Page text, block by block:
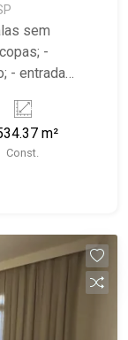
sem
-
- entrada
caminhão
com
Bar
m²
Const.